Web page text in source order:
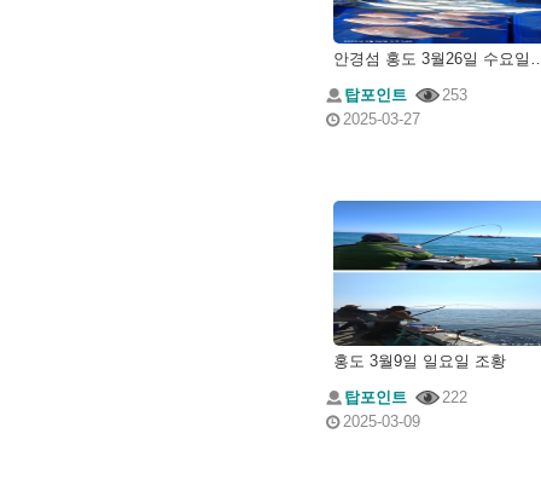
안경섬 홍도 3월
탑포인트
253
2025-03-27
홍도 3월9일 일요일 조황
탑포인트
222
2025-03-09